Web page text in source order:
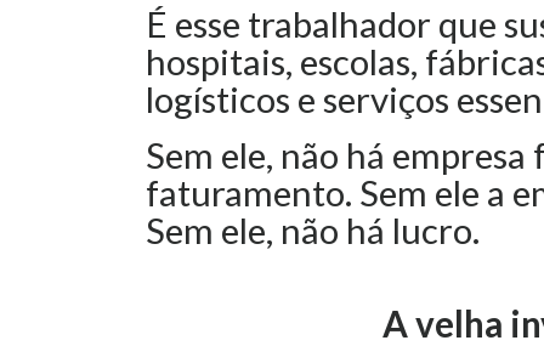
É esse trabalhador que
hospitais, escolas,
logísticos e serviços
Sem ele, não há
faturamento. Sem ele a
Sem ele, não há lucro.
A velha